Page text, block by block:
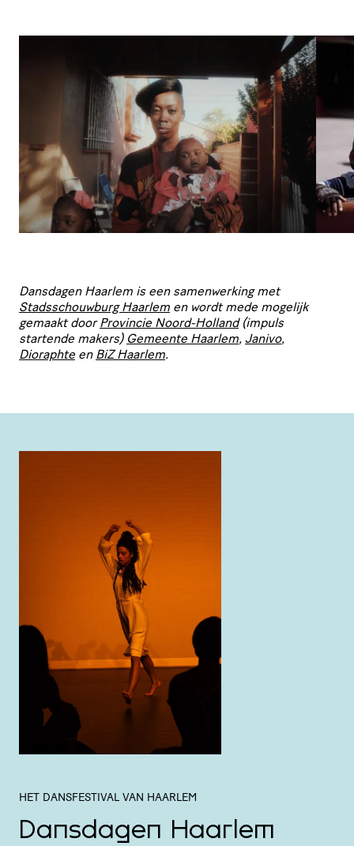
Dansdagen Haarlem is een samen­wer­king met
Stads­schouw­burg Haarlem en wordt mede mogelijk
gemaakt doorProvincie Noord-Holland(impuls​
startende makers) Gemeente Haarlem, Janivo,
Dioraphte en BiZ Haarlem.
HÉT DANSFESTIVAL VAN HAARLEM
Dansdagen Haarlem